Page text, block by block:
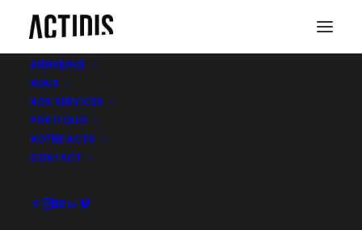
BIENVENUE
NOUS
NOS SERVICES
PORTFOLIO
NOTRE ACTU
CONTACT